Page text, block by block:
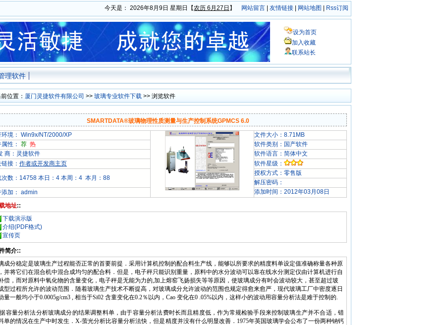
今天是： 2026年8月9日 星期日 【农历 6月27日 】 网站留言 友情链接 网站地图 Rss订阅
设为首页
加入收藏
联系站长
理软件
位置： 厦门灵捷软件有限公司 >> 玻璃专业软件下载 >> 浏览软件
SMARTDATA®玻璃物理性质测量与生产控制系统GPMCS 6.0
环境： Win9x/NT/2000/XP
文件大小：8.71MB
性： 荐 热
软件类别：国产软件
商：灵捷软件
软件语言：简体中文
接： 作者或开发商主页 软件星级：
数： 14758 本日： 4 本周： 4 本月： 88
授权方式：零售版
解压密码：
添加： admin
添加时间：2012年03月08日
地址::
下载演示版
介绍(PDF格式)
宣传页
简介::
成分稳定是玻璃生产过程能否正常的首要前提．采用计算机控制的配合料生产线，能够以所要求的精度料单设定值准确称量各种原
并将它们在混合机中混合成均匀的配合料．但是，电子秤只能识别重量，原料中的水分波动可以靠在线水分测定仪由计算机进行自
偿，而对原料中氧化物的含量变化，电子秤是无能为力的,加上熔窑飞扬损失等等原因，使玻璃成分有时会波动较大，甚至超过玻
型过程所允许的波动范围．随着玻璃生产技术不断提高，对玻璃成分允许波动的范围也规定得愈来愈严，现代玻璃工厂中密度逐日
量一般均小于0.0005g/cm3 , 相当于Si02 含童变化在0.2％以内，Cao 变化在0 .05%以内，这样小的波动用容量分析法是难于控制的.
容量分析法分析玻璃成分的结果调整料单，由于容量分析法费时长而且精度低，作为常规检验手段来控制玻璃生产并不合适，错
单的情况在生产中时发生．X-萤光分析比容量分析法快，但是精度并没有什么明显改善．1975年英国玻璃学会公布了一份两种钠钙